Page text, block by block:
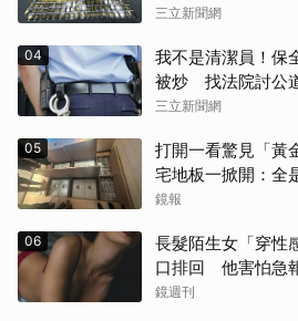
三立新聞網
04
我不是清潔員！保
被炒 找法院討公
三立新聞網
05
打開一看驚見「黃
宅地板一掀開：
震撼影像曝
鏡報
06
長髮陌生女「穿性
口排回 他害怕急
鏡週刊